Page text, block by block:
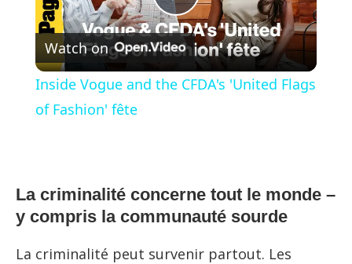
Play
Video
Watch on
Inside Vogue and the CFDA's 'United Flags
of Fashion' fête
La criminalité concerne tout le monde –
y compris la communauté sourde
La criminalité peut survenir partout. Les